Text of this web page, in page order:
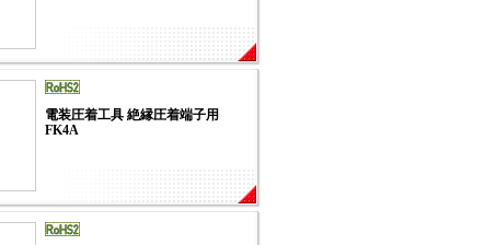
電装圧着工具 絶縁圧着端子用
FK4A